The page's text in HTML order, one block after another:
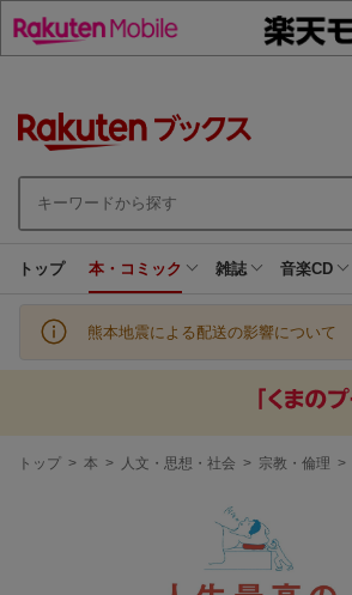
トップ 本・コミック 雑誌 音楽CD
熊本地震による配送の影響について
現
トップ > 本 > 人文・思想・社会 > 宗教・倫理 >